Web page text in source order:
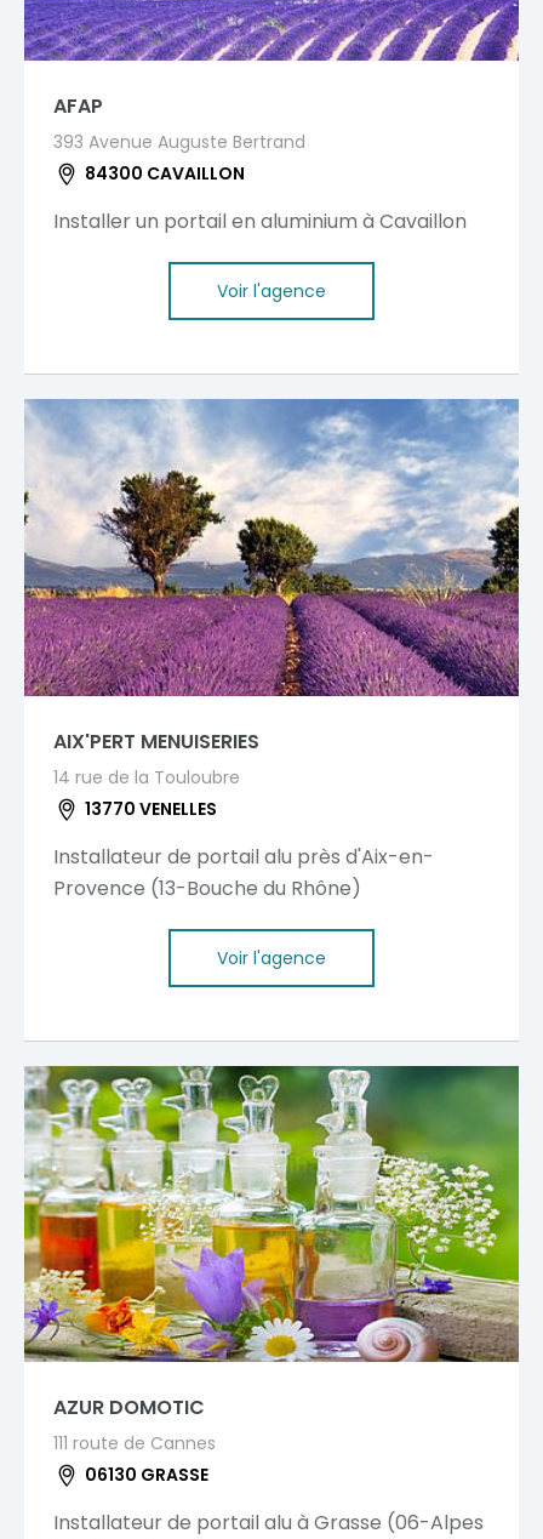
AFAP
393 Avenue Auguste Bertrand
84300 CAVAILLON
Installer un portail en aluminium à Cavaillon
Voir l'agence
AIX'PERT MENUISERIES
14 rue de la Touloubre
13770 VENELLES
Installateur de portail alu près d'Aix-en-
Provence (13-Bouche du Rhône)
Voir l'agence
AZUR DOMOTIC
111 route de Cannes
06130 GRASSE
Installateur de portail alu à Grasse (06-Alpes